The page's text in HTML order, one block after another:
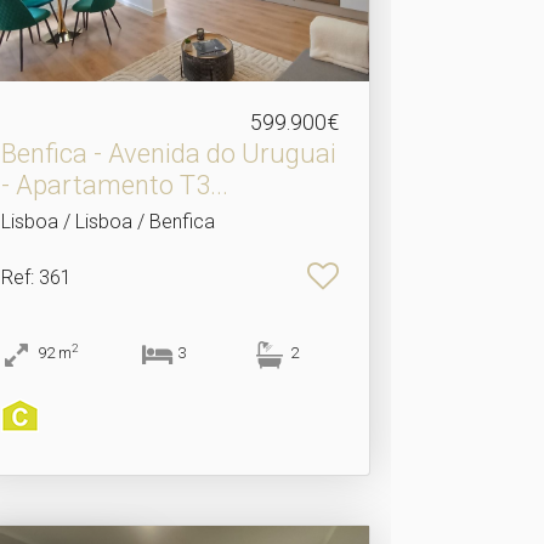
599.900€
Benfica - Avenida do Uruguai
- Apartamento T3.​..
Lisboa / Lisboa / Benfica
Ref: 361
92 m2 3 2